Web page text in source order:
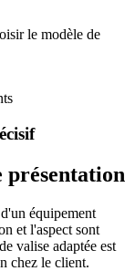
le modèle de
présentation
équipement
et l'aspect sont
valise adaptée est
chez le client.